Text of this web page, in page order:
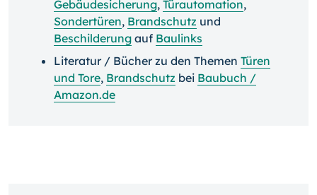
Gebäudesicherung, Türautomation,
Sondertüren, Brandschutz und
Beschilderung auf Baulinks
Literatur / Bücher zu den Themen Türen
und Tore, Brandschutz bei Baubuch /
Amazon.de